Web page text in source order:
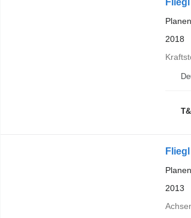
2018
Fliegl
2013